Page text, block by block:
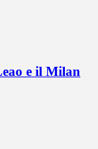
e il Milan